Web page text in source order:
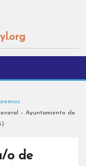
– Ayuntamiento de
o de